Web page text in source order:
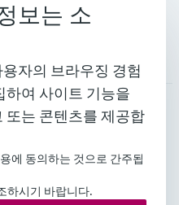
Services AG 대표이
보는 소
자의 브라우징 경험
하여 사이트 기능을
또는 콘텐츠를 제공합
에 동의하는 것으로 간주됩
하시기 바랍니다.